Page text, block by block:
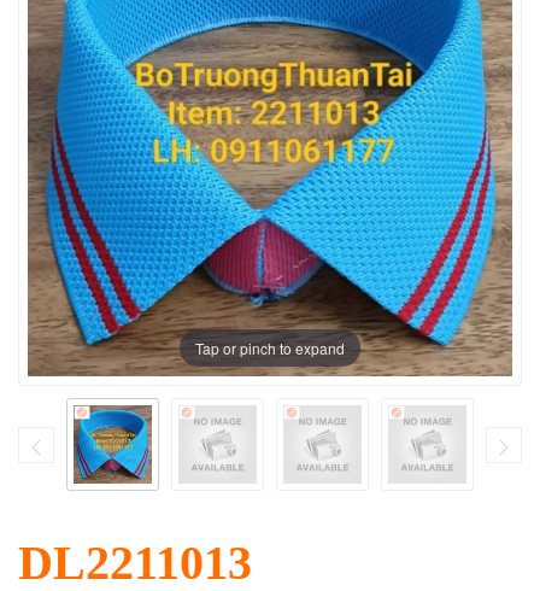
Tap or pinch to expand
DL2211013